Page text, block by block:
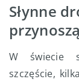
Słynne
W świecie
szczęście,